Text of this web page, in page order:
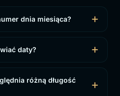
dnia miesiąca?
daty?
różną długość